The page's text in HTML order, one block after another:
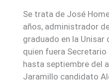
Se trata de José
años, administrador
graduado en la Unisar
quien fuera
hasta septiembre del
Jaramillo candidato